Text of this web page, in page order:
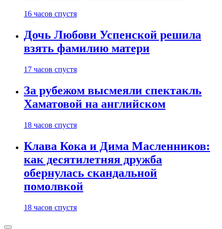
16 часов спустя
Дочь Любови Успенской решила
взять фамилию матери
17 часов спустя
За рубежом высмеяли спектакль
Хаматовой на английском
18 часов спустя
Клава Кока и Дима Масленников:
как десятилетняя дружба
обернулась скандальной
помолвкой
18 часов спустя